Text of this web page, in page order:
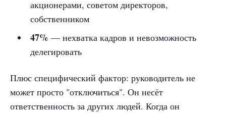
акционерами, советом директоров,
собственником
47% — нехватка кадров и невозможность
делегировать
Плюс специфический фактор: руководитель не
может просто "отключиться". Он несёт
ответственность за других людей. Когда он